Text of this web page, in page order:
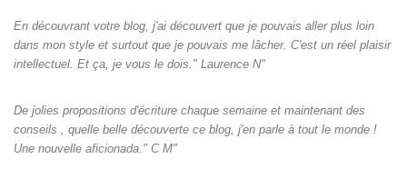
En découvrant votre blog, j'ai découvert que je pouvais aller plus loin
dans mon style et surtout que je pouvais me lâcher. C'est un réel plaisir
intellectuel. Et ça, je vous le dois." Laurence N"
De jolies propositions d'écriture chaque semaine et maintenant des
conseils , quelle belle découverte ce blog, j'en parle à tout le monde !
Une nouvelle aficionada." C M"